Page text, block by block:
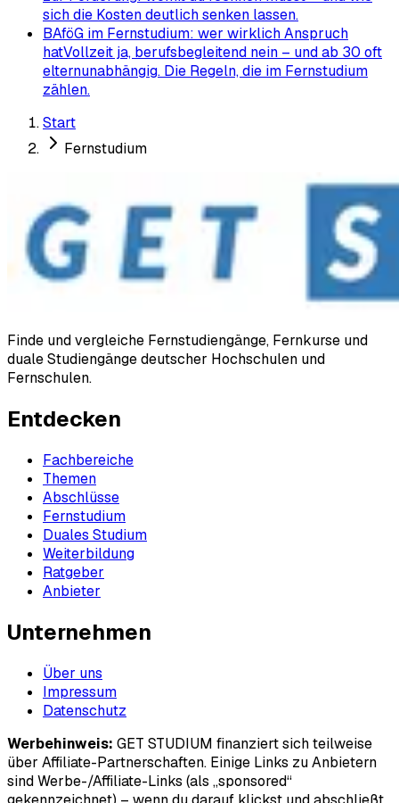
sich die Kosten deutlich senken lassen.
BAföG im Fernstudium: wer wirklich Anspruch
hatVollzeit ja, berufsbegleitend nein – und ab 30 oft
elternunabhängig. Die Regeln, die im Fernstudium
zählen.
Start
Fernstudium
Finde und vergleiche Fernstudiengänge, Fernkurse und
duale Studiengänge deutscher Hochschulen und
Fernschulen.
Entdecken
Fachbereiche
Themen
Abschlüsse
Fernstudium
Duales Studium
Weiterbildung
Ratgeber
Anbieter
Unternehmen
Über uns
Impressum
Datenschutz
Werbehinweis: GET STUDIUM finanziert sich teilweise
über Affiliate-Partnerschaften. Einige Links zu Anbietern
sind Werbe-/Affiliate-Links (als „sponsored“